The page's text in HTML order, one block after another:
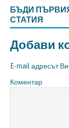
БЪДИ
СТАТИЯ
Добави
E-mail адресът
Коментар